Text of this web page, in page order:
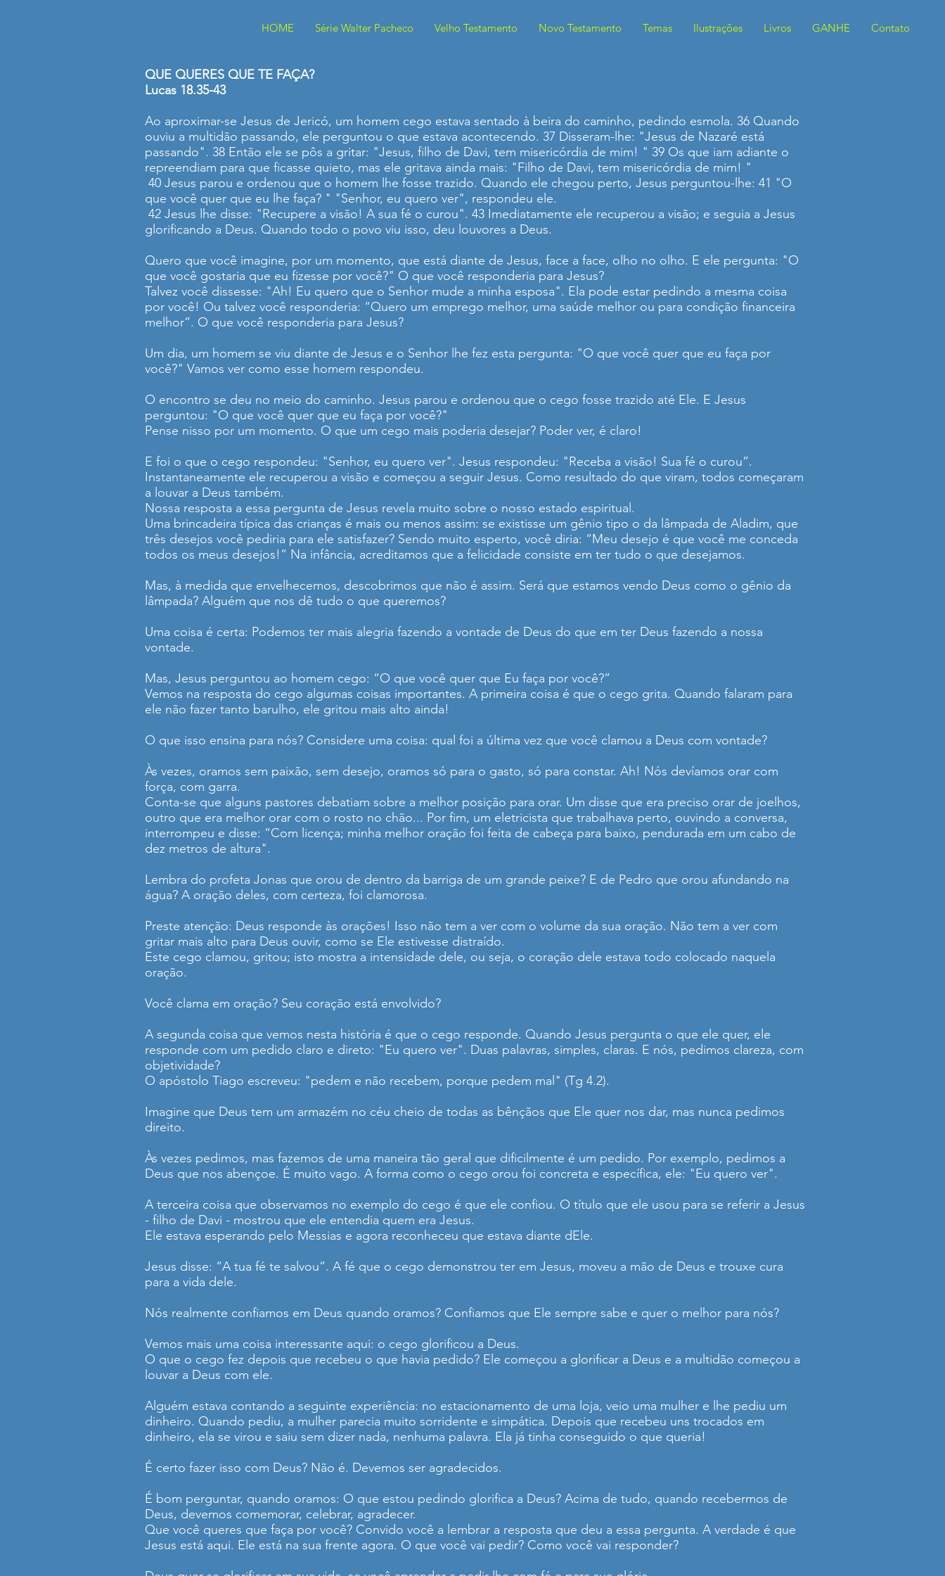
HOME Série Walter Pacheco Velho Testamento Novo Testamento Temas Ilustrações Livros GANHE Contato
QUE QUERES QUE TE FAÇA?
Lucas 18.35-43
Ao aproximar-se Jesus de Jericó, um homem cego estava sentado à beira do caminho, pedindo esmola. 36 Quando
ouviu a multidão passando, ele perguntou o que estava acontecendo. 37 Disseram-lhe: "Jesus de Nazaré está
passando". 38 Então ele se pôs a gritar: "Jesus, filho de Davi, tem misericórdia de mim! " 39 Os que iam adiante o
repreendiam para que ficasse quieto, mas ele gritava ainda mais: "Filho de Davi, tem misericórdia de mim! "
40 Jesus parou e ordenou que o homem lhe fosse trazido. Quando ele chegou perto, Jesus perguntou-lhe: 41 "O
que você quer que eu lhe faça? " "Senhor, eu quero ver", respondeu ele.
42 Jesus lhe disse: "Recupere a visão! A sua fé o curou". 43 Imediatamente ele recuperou a visão; e seguia a Jesus
glorificando a Deus. Quando todo o povo viu isso, deu louvores a Deus.
Quero que você imagine, por um momento, que está diante de Jesus, face a face, olho no olho. E ele pergunta: "O
que você gostaria que eu fizesse por você?" O que você responderia para Jesus?
Talvez você dissesse: "Ah! Eu quero que o Senhor mude a minha esposa". Ela pode estar pedindo a mesma coisa
por você! Ou talvez você responderia: “Quero um emprego melhor, uma saúde melhor ou para condição financeira
melhor”. O que você responderia para Jesus?
Um dia, um homem se viu diante de Jesus e o Senhor lhe fez esta pergunta: "O que você quer que eu faça por
você?" Vamos ver como esse homem respondeu.
O encontro se deu no meio do caminho. Jesus parou e ordenou que o cego fosse trazido até Ele. E Jesus
perguntou: "O que você quer que eu faça por você?"
Pense nisso por um momento. O que um cego mais poderia desejar? Poder ver, é claro!
E foi o que o cego respondeu: "Senhor, eu quero ver". Jesus respondeu: "Receba a visão! Sua fé o curou”.
Instantaneamente ele recuperou a visão e começou a seguir Jesus. Como resultado do que viram, todos começaram
a louvar a Deus também.
Nossa resposta a essa pergunta de Jesus revela muito sobre o nosso estado espiritual.
Uma brincadeira típica das crianças é mais ou menos assim: se existisse um gênio tipo o da lâmpada de Aladim, que
três desejos você pediria para ele satisfazer? Sendo muito esperto, você diria: “Meu desejo é que você me conceda
todos os meus desejos!” Na infância, acreditamos que a felicidade consiste em ter tudo o que desejamos.
Mas, à medida que envelhecemos, descobrimos que não é assim. Será que estamos vendo Deus como o gênio da
lâmpada? Alguém que nos dê tudo o que queremos?
Uma coisa é certa: Podemos ter mais alegria fazendo a vontade de Deus do que em ter Deus fazendo a nossa
vontade.
Mas, Jesus perguntou ao homem cego: “O que você quer que Eu faça por você?”
Vemos na resposta do cego algumas coisas importantes. A primeira coisa é que o cego grita. Quando falaram para
ele não fazer tanto barulho, ele gritou mais alto ainda!
O que isso ensina para nós? Considere uma coisa: qual foi a última vez que você clamou a Deus com vontade?
Às vezes, oramos sem paixão, sem desejo, oramos só para o gasto, só para constar. Ah! Nós devíamos orar com
força, com garra.
Conta-se que alguns pastores debatiam sobre a melhor posição para orar. Um disse que era preciso orar de joelhos,
outro que era melhor orar com o rosto no chão... Por fim, um eletricista que trabalhava perto, ouvindo a conversa,
interrompeu e disse: “Com licença; minha melhor oração foi feita de cabeça para baixo, pendurada em um cabo de
dez metros de altura".
Lembra do profeta Jonas que orou de dentro da barriga de um grande peixe? E de Pedro que orou afundando na
água? A oração deles, com certeza, foi clamorosa.
Preste atenção: Deus responde às orações! Isso não tem a ver com o volume da sua oração. Não tem a ver com
gritar mais alto para Deus ouvir, como se Ele estivesse distraído.
Este cego clamou, gritou; isto mostra a intensidade dele, ou seja, o coração dele estava todo colocado naquela
oração.
Você clama em oração? Seu coração está envolvido?
A segunda coisa que vemos nesta história é que o cego responde. Quando Jesus pergunta o que ele quer, ele
responde com um pedido claro e direto: "Eu quero ver". Duas palavras, simples, claras. E nós, pedimos clareza, com
objetividade?
O apóstolo Tiago escreveu: "pedem e não recebem, porque pedem mal" (Tg 4.2).
Imagine que Deus tem um armazém no céu cheio de todas as bênçãos que Ele quer nos dar, mas nunca pedimos
direito.
Às vezes pedimos, mas fazemos de uma maneira tão geral que dificilmente é um pedido. Por exemplo, pedimos a
Deus que nos abençoe. É muito vago. A forma como o cego orou foi concreta e específica, ele: "Eu quero ver".
A terceira coisa que observamos no exemplo do cego é que ele confiou. O título que ele usou para se referir a Jesus
- filho de Davi - mostrou que ele entendia quem era Jesus.
Ele estava esperando pelo Messias e agora reconheceu que estava diante dEle.
Jesus disse: “A tua fé te salvou”. A fé que o cego demonstrou ter em Jesus, moveu a mão de Deus e trouxe cura
para a vida dele.
Nós realmente confiamos em Deus quando oramos? Confiamos que Ele sempre sabe e quer o melhor para nós?
Vemos mais uma coisa interessante aqui: o cego glorificou a Deus.
O que o cego fez depois que recebeu o que havia pedido? Ele começou a glorificar a Deus e a multidão começou a
louvar a Deus com ele.
Alguém estava contando a seguinte experiência: no estacionamento de uma loja, veio uma mulher e lhe pediu um
dinheiro. Quando pediu, a mulher parecia muito sorridente e simpática. Depois que recebeu uns trocados em
dinheiro, ela se virou e saiu sem dizer nada, nenhuma palavra. Ela já tinha conseguido o que queria!
É certo fazer isso com Deus? Não é. Devemos ser agradecidos.
É bom perguntar, quando oramos: O que estou pedindo glorifica a Deus? Acima de tudo, quando recebermos de
Deus, devemos comemorar, celebrar, agradecer.
Que você queres que faça por você? Convido você a lembrar a resposta que deu a essa pergunta. A verdade é que
Jesus está aqui. Ele está na sua frente agora. O que você vai pedir? Como você vai responder?